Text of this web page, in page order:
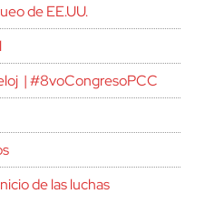
de EE.UU.
| #8voCongresoPCC
de las luchas